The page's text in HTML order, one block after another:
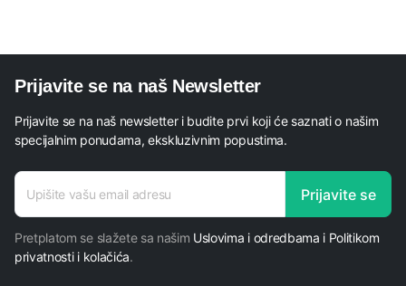
Prijavite se na naš Newsletter
Prijavite se na naš newsletter i budite prvi koji će saznati o našim
specijalnim ponudama, ekskluzivnim popustima.
E-mail
adresa
Prijavite se
Pretplatom se slažete sa našim Uslovima i odredbama i Politikom
privatnosti i kolačića.